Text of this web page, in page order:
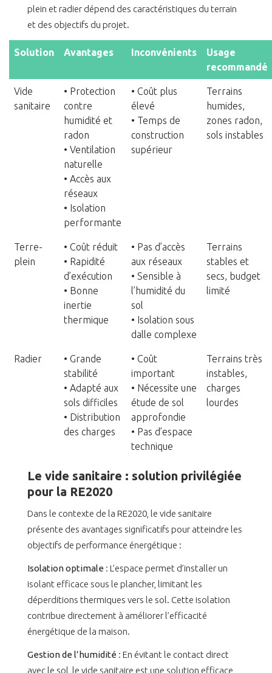
plein et radier dépend des caractéristiques du terrain
et des objectifs du projet.
Solution Avantages Inconvénients
Usage
recommandé
Vide
sanitaire
• Protection
contre
humidité et
radon
• Ventilation
naturelle
• Accès aux
réseaux
• Isolation
performante
• Coût plus
élevé
• Temps de
construction
supérieur
Terrains
humides,
zones radon,
sols instables
Terre-
plein
• Coût réduit
• Rapidité
d’exécution
• Bonne
inertie
thermique
• Pas d’accès
aux réseaux
• Sensible à
l’humidité du
sol
• Isolation sous
dalle complexe
Terrains
stables et
secs, budget
limité
Radier
• Grande
stabilité
• Adapté aux
sols difficiles
• Distribution
des charges
• Coût
important
• Nécessite une
étude de sol
approfondie
• Pas d’espace
technique
Terrains très
instables,
charges
lourdes
Le vide sanitaire : solution privilégiée
pour la RE2020
Dans le contexte de la RE2020, le vide sanitaire
présente des avantages significatifs pour atteindre les
objectifs de performance énergétique :
Isolation optimale : L’espace permet d’installer un
isolant efficace sous le plancher, limitant les
déperditions thermiques vers le sol. Cette isolation
contribue directement à améliorer l’efficacité
énergétique de la maison.
Gestion de l’humidité : En évitant le contact direct
avec le sol, le vide sanitaire est une solution efficace